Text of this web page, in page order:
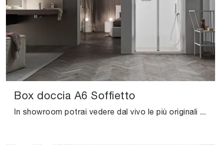
Box doccia A6 Soffietto
In showroom potrai vedere dal vivo le più originali composizioni arredative del noto e conosciuto brand: ti attendiamo per arredare insieme la stanza ...